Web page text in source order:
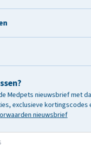
Medpets nieuwsbrief met
exclusieve kortingscodes
nieuwsbrief